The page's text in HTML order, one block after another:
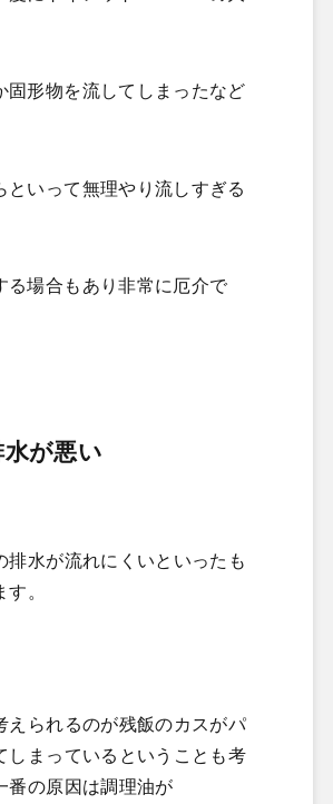
固形物を流してしまったなど
といって無理やり流しすぎる
る場合もあり非常に厄介で
が悪い
排水が流れにくいといったも
。
えられるのが残飯のカスがパ
しまっているということも考
番の原因は調理油が